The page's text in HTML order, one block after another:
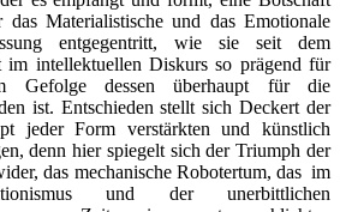
Materialistische und das Emotionale
entgegentritt, wie sie seit dem
im intellektuellen Diskurs so prägend für
Gefolge dessen überhaupt für die
ist. Entschieden stellt sich Deckert der
jeder Form verstärkten und künstlich
denn hier spiegelt sich der Triumph der
das mechanische Robotertum, das im
und der unerbittlichen